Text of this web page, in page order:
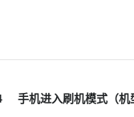
手机进入刷机模式（机